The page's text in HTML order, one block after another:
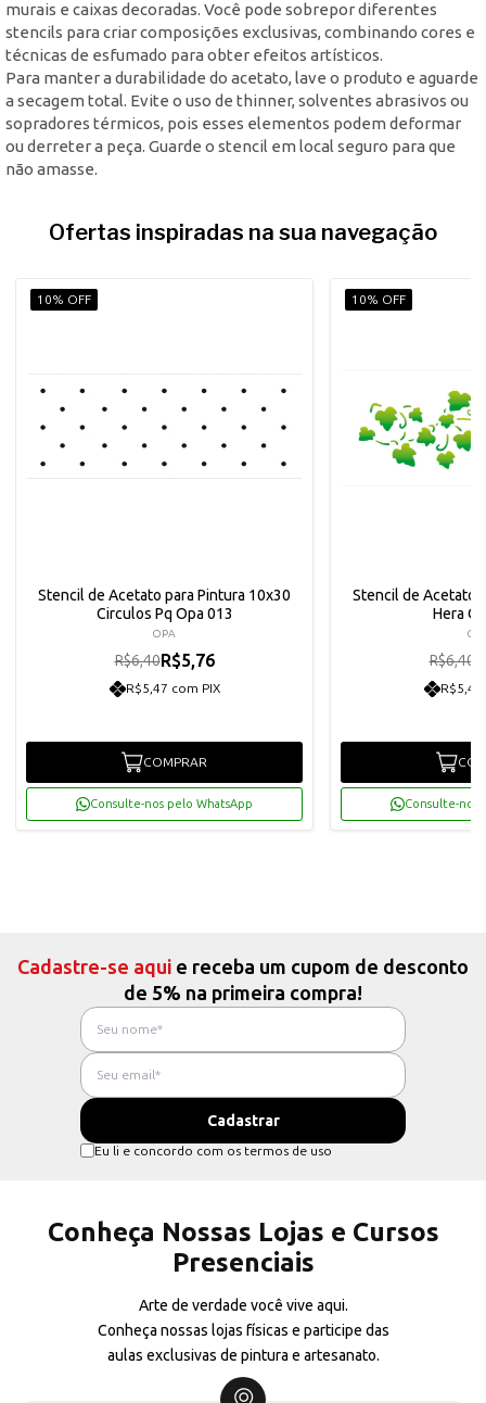
murais e caixas decoradas. Você pode sobrepor diferentes
stencils para criar composições exclusivas, combinando cores e
técnicas de esfumado para obter efeitos artísticos.
Para manter a durabilidade do acetato, lave o produto e aguarde
a secagem total. Evite o uso de thinner, solventes abrasivos ou
sopradores térmicos, pois esses elementos podem deformar
ou derreter a peça. Guarde o stencil em local seguro para que
não amasse.
Ofertas inspiradas na sua navegação
10% OFF
Stencil de Acetato para Pintura 10x30
Circulos Pq Opa 013
OPA
R$6,40R$5,76
R$5,47 com PIX
COMPRAR
Consulte-nos pelo WhatsApp
10% OFF
Stencil de Acetato
Hera
R$6,40
R$5,47
Consulte-nos
Cadastre-se aqui e receba um cupom de desconto
de 5% na primeira compra!
Eu li e concordo com os termos de uso
Conheça Nossas Lojas e Cursos
Presenciais
Arte de verdade você vive aqui.
Conheça nossas lojas físicas e participe das
aulas exclusivas de pintura e artesanato.